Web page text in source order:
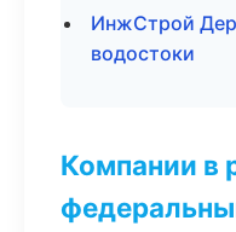
ИнжСтрой
водостоки
Компании в